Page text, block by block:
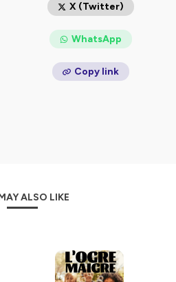
d'informations.X (Twitter)
WhatsApp
Copy link
ALSO LIKE